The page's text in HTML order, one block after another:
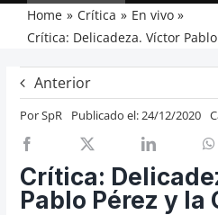
Actual
Artículos
Crítica
Previos de ópera
Cosas de Beckmesser
Home Crítica
En vivo
Crítica: Delicadeza. Víctor
Anterior
PorSpR Publicado el: 24/12/2020
Crítica:
Pablo Pérez y la